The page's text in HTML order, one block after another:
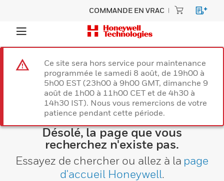
COMMANDE EN VRAC
Ce site sera hors service pour maintenance
programmée le samedi 8 août, de 19h00 à
5h00 EST (23h00 à 9h00 GMT, dimanche 9
août de 1h00 à 11h00 CET et de 4h30 à
14h30 IST). Nous vous remercions de votre
patience pendant cette période.
Désolé, la page que vous
recherchez n'existe pas.
Essayez de chercher ou allez à la page
d'accueil Honeywell.